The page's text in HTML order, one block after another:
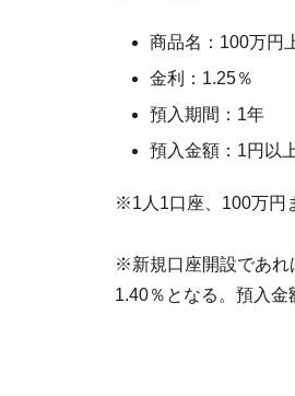
商品名：100万円
金利：1.25％
預入期間：1年
預入金額：1円以
※1人1口座、100万円
※新規口座開設であれ
1.40％となる。預入金